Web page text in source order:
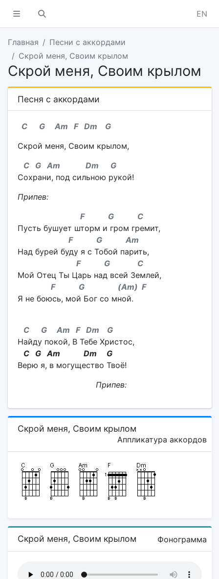
EN
Главная
Песни с аккордами
Скрой меня, Своим крылом
Скрой меня, Своим крылом
Песня с аккордами
С G Am F Dm
G
Скрой меня, Своим крылом,
C
G Am Dm
G
Сохрани, под сильною рукой!
Припев:
F
G
C
Пусть бушует шторм и гром гремит,
F
G
Am
Над бурей буду я с Тобой парить,
F
G
C
Мой Отец Ты Царь над всей Землей,
F
G(Am) F
Я не боюсь, мой Бог со мной.
С G Am F Dm
G
Найду покой, В Тебе Христос,
C
G Am Dm
G
Верю я, в могущество Твоё!
Припев:
Скрой меня, Своим крылом
Аппликатура аккордов
Скрой меня, Своим крылом Фонограмма